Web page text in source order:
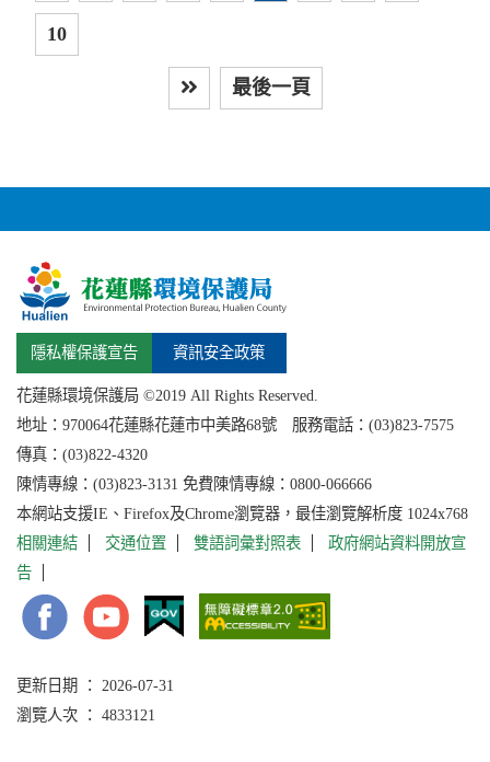
10
最後一頁
隱私權保護宣告 資訊安全政策
花蓮縣環境保護局 ©2019 All Rights Reserved.
地址： 970064花蓮縣花蓮市中美路68號 服務電話：(03)823-7575
傳真：(03)822-4320
陳情專線：(03)823-3131 免費陳情專線：0800-066666
本網站支援IE、Firefox及Chrome瀏覽器，最佳瀏覽解析度 1024x768
相關連結
交通位置 雙語詞彙對照表
政府網站資料開放宣
告
更新日期 ： 2026-07-31
瀏覽人次 ： 4833121